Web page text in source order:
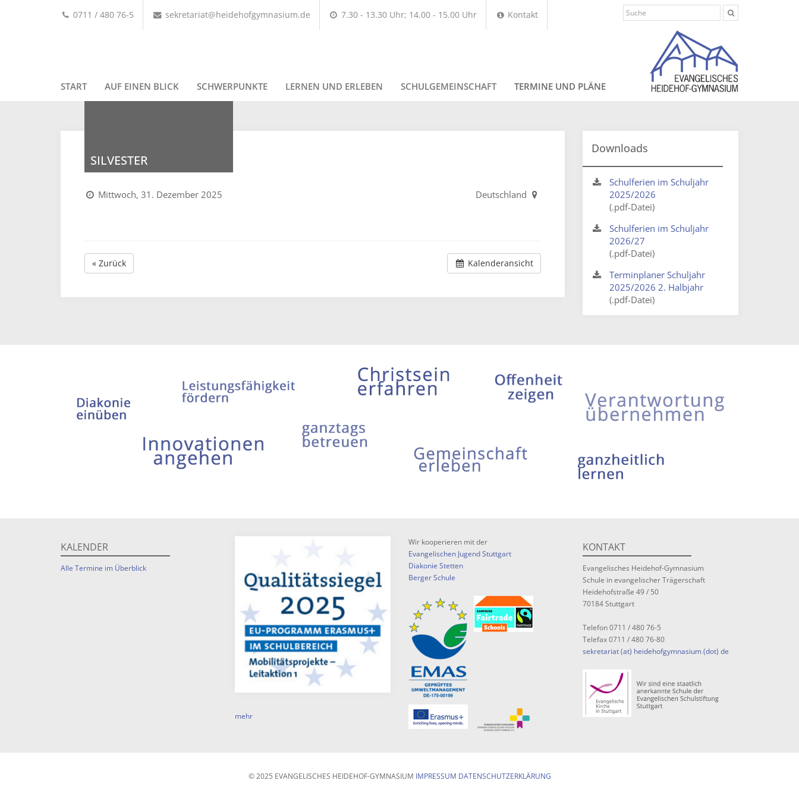
0711 / 480 76-5 sekretariat@heidehofgymnasium.de 7.30 - 13.30 Uhr; 14.00 - 15.00 Uhr Kontakt
START AUF EINEN BLICK SCHWERPUNKTE LERNEN UND ERLEBEN SCHULGEMEINSCHAFT TERMINE UND PLÄNE
SILVESTER
Mittwoch, 31. Dezember 2025 Deutschland
« Zurück Kalenderansicht
Downloads
Schulferien im Schuljahr
2025/2026
(.pdf-Datei)
Schulferien im Schuljahr
2026/27
(.pdf-Datei)
Terminplaner Schuljahr
2025/2026 2. Halbjahr
(.pdf-Datei)
KALENDER
Alle Termine im Überblick
mehr
Wir kooperieren mit der
Evangelischen Jugend Stuttgart
Diakonie Stetten
Berger Schule
KONTAKT
Evangelisches Heidehof-Gymnasium
Schule in evangelischer Trägerschaft
Heidehofstraße 49 / 50
70184 Stuttgart
Telefon 0711 / 480 76-5
Telefax 0711 / 480 76-80
sekretariat (at) heidehofgymnasium (dot) de
© 2025 EVANGELISCHES HEIDEHOF-GYMNASIUM IMPRESSUM DATENSCHUTZERKLÄRUNG